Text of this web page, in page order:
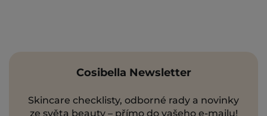
Cosibella Newsletter
Skincare checklisty, odborné rady a novinky
ze světa beauty – přímo do vašeho e-mailu!